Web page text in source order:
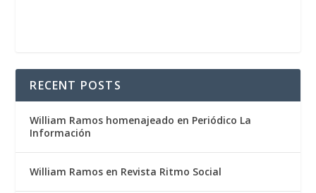
RECENT POSTS
William Ramos homenajeado en Periódico La
Información
William Ramos en Revista Ritmo Social